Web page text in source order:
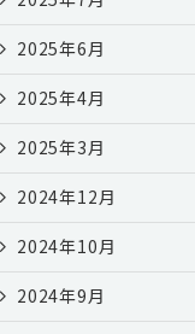
2025年6月
2025年4月
2025年3月
2024年12月
2024年10月
2024年9月